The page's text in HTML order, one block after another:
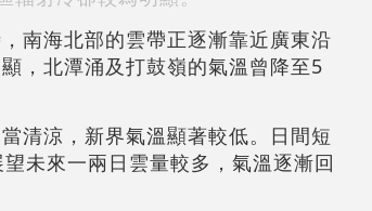
南海北部的雲帶正逐漸靠近廣東沿
，北潭涌及打鼓嶺的氣溫曾降至5
清涼，新界氣溫顯著較低。日間短
未來一兩日雲量較多，氣溫逐漸回